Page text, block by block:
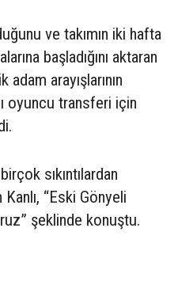
ve takımın iki hafta
başladığını aktaran
arayışlarının
oyuncu transferi için
sıkıntılardan
“Eski Gönyeli
şeklinde konuştu.